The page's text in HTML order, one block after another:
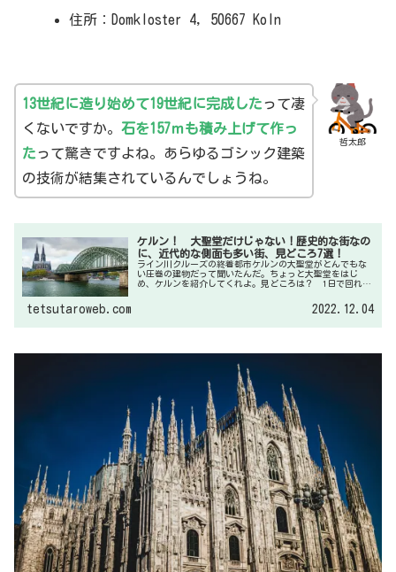
住所：Domkloster 4, 50667 Koln
哲太郎
13世紀に造り始めて19世紀に完成したって凄
くないですか。 石を157ｍも積み上げて作っ
たって驚きですよね。あらゆるゴシック建築
の技術が結集されているんでしょうね。
ケルン！ 大聖堂だけじゃない！歴史的な街なの
に、近代的な側面も多い街、見どころ7選！
ライン川クルーズの終着都市ケルンの大聖堂がとんでもな
い圧巻の建物だって聞いたんだ。ちょっと大聖堂をはじ
め、ケルンを紹介してくれよ。見どころは？ 1日で回れる
都市なのに見どころがぎゅっと集中しているので１日で回
tetsutaroweb.com 2022.12.04